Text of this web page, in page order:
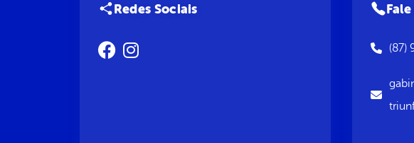
Redes Sociais
(87)